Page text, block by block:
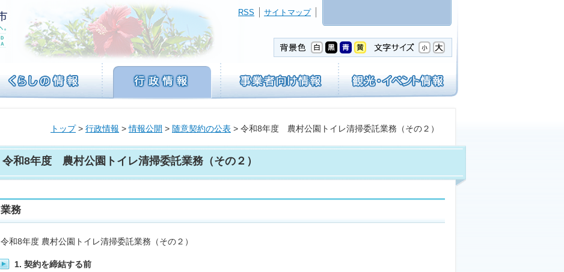
サイトマップ
RSS
トップ> 行政情報 >情報公開 > 随意契約の公表 > 令和8年度 農村公園トイレ清掃委託業務（その２）
令和8年度 農村公園トイレ清掃委託業務（その２）
業務
令和8年度 農村公園トイレ清掃委託業務（その２）
1. 契約を締結する前